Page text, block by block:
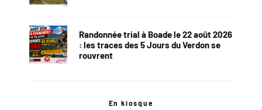
Randonnée trial à Boade le 22 août 2026
: les traces des 5 Jours du Verdon se
rouvrent
En kiosque